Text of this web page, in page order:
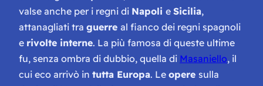
valse anche per i regni di Napoli e Sicilia,
attanagliati tra guerre al fianco dei regni spagnoli
e rivolte interne. La più famosa di queste ultime
fu, senza ombra di dubbio, quella di Masaniello, il
cui eco arrivò in tutta Europa. Le opere sulla